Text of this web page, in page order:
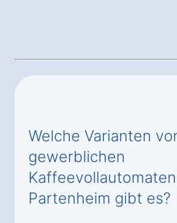
Welche Varianten
gewerblichen
Partenheim gibt es?